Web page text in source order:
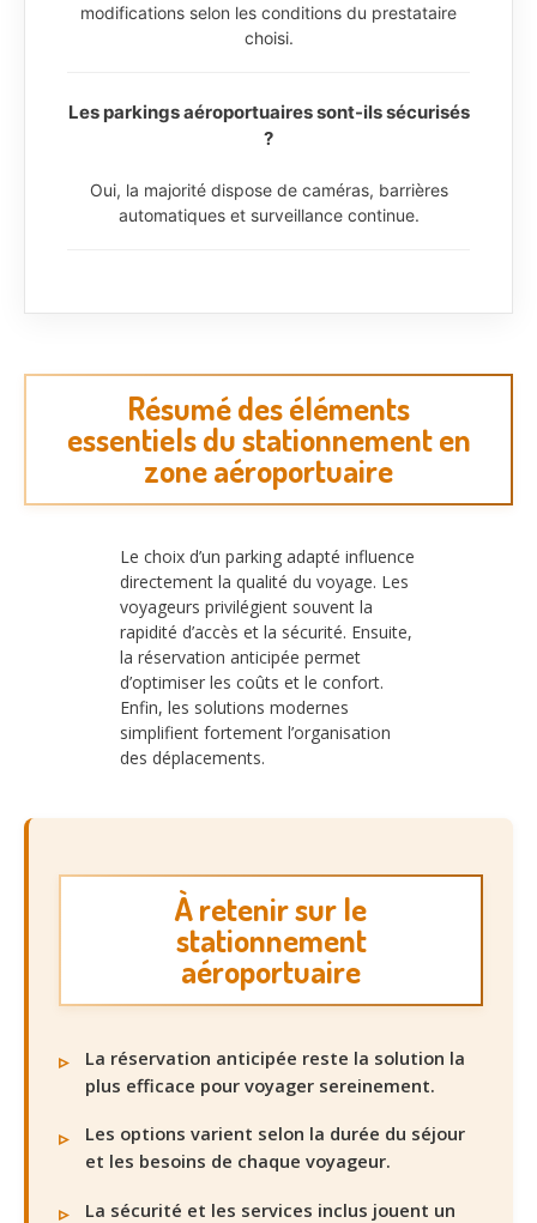
modifications selon les conditions du prestataire
choisi.
Les parkings aéroportuaires sont-ils sécurisés
?
Oui, la majorité dispose de caméras, barrières
automatiques et surveillance continue.
Résumé des éléments
essentiels du stationnement en
zone aéroportuaire
Le choix d’un parking adapté influence
directement la qualité du voyage. Les
voyageurs privilégient souvent la
rapidité d’accès et la sécurité. Ensuite,
la réservation anticipée permet
d’optimiser les coûts et le confort.
Enfin, les solutions modernes
simplifient fortement l’organisation
des déplacements.
À retenir sur le
stationnement
aéroportuaire
La réservation anticipée reste la solution la
plus efficace pour voyager sereinement.
Les options varient selon la durée du séjour
et les besoins de chaque voyageur.
La sécurité et les services inclus jouent un